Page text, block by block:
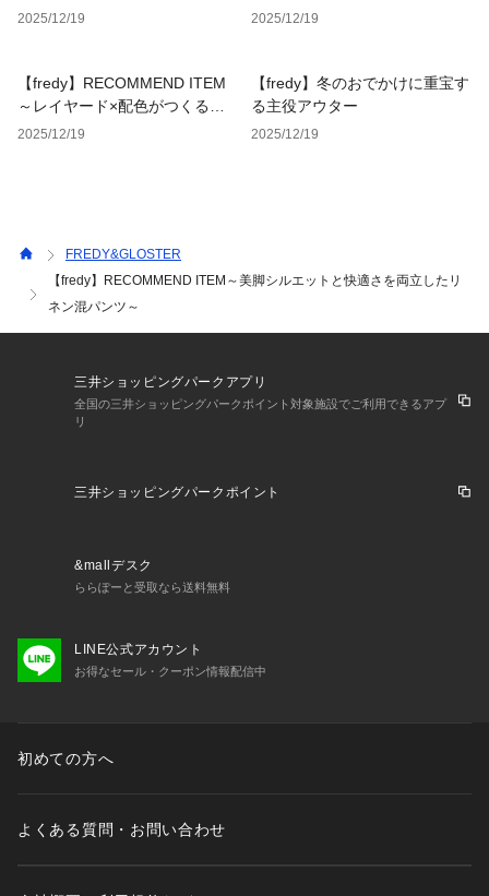
ンド刺繡ハートZIPカーディガ
2025/12/19 2025/12/19
【fredy】RECOMMEND ITEM
～レイヤード×配色がつくる立
体感。 さっと着るだけでこなれ
2025/12/19
【fredy】冬のおでかけに重宝す
る主役アウター
2025/12/19
FREDY&GLOSTER
【fredy】RECOMMEND ITEM～美脚シルエットと快適さを両立したリ
ネン混パンツ～
三井ショッピングパークアプリ
全国の三井ショッピングパークポイント対象施設でご利用できるアプ
リ
三井ショッピングパークポイント
&mallデスク
ららぽーと受取なら送料無料
LINE公式アカウント
お得なセール・クーポン情報配信中
初めての方へ
よくある質問・お問い合わせ